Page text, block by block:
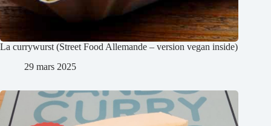
La currywurst (Street Food Allemande – version vegan inside)
29 mars 2025